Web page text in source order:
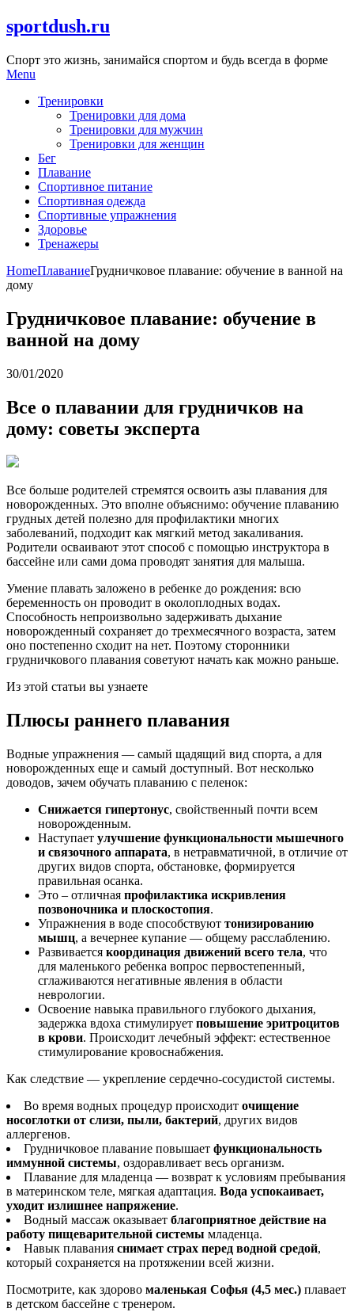
Skip
to
sportdush.ru
Спорт это жизнь, занимайся спортом и будь всегда в форме
Menu
Тренировки
Тренировки для дома
Тренировки для мужчин
Тренировки для женщин
Бег
Плавание
Спортивное питание
Спортивная одежда
Спортивные упражнения
Здоровье
Тренажеры
HomeПлаваниеГрудничковое плавание: обучение в ванной на
дому
Грудничковое плавание: обучение в
ванной на дому
30/01/2020
Все о плавании для грудничков на
дому: советы эксперта
Все больше родителей стремятся освоить азы плавания для
новорожденных. Это вполне объяснимо: обучение плаванию
грудных детей полезно для профилактики многих
заболеваний, подходит как мягкий метод закаливания.
Родители осваивают этот способ с помощью инструктора в
бассейне или сами дома проводят занятия для малыша.
Умение плавать заложено в ребенке до рождения: всю
беременность он проводит в околоплодных водах.
Способность непроизвольно задерживать дыхание
новорожденный сохраняет до трехмесячного возраста, затем
оно постепенно сходит на нет. Поэтому сторонники
грудничкового плавания советуют начать как можно раньше.
Из этой статьи вы узнаете
Плюсы раннего плавания
Водные упражнения — самый щадящий вид спорта, а для
новорожденных еще и самый доступный. Вот несколько
доводов, зачем обучать плаванию с пеленок:
Снижается гипертонус, свойственный почти всем
новорожденным.
Наступает улучшение функциональности мышечного
и связочного аппарата, в нетравматичной, в отличие от
других видов спорта, обстановке, формируется
правильная осанка.
Это – отличная профилактика искривления
позвоночника и плоскостопия.
Упражнения в воде способствуют тонизированию
мышц, а вечернее купание — общему расслаблению.
Развивается координация движений всего тела, что
для маленького ребенка вопрос первостепенный,
сглаживаются негативные явления в области
неврологии.
Освоение навыка правильного глубокого дыхания,
задержка вдоха стимулирует повышение эритроцитов
в крови. Происходит лечебный эффект: естественное
стимулирование кровоснабжения.
Как следствие — укрепление сердечно-сосудистой системы.
Во время водных процедур происходит очищение
носоглотки от слизи, пыли, бактерий, других видов
аллергенов.
Грудничковое плавание повышает функциональность
иммунной системы, оздоравливает весь организм.
Плавание для младенца — возврат к условиям пребывания
в материнском теле, мягкая адаптация. Вода успокаивает,
уходит излишнее напряжение.
Водный массаж оказывает благоприятное действие на
работу пищеварительной системы младенца.
Навык плавания снимает страх перед водной средой,
который сохраняется на протяжении всей жизни.
Посмотрите, как здорово маленькая Софья (4,5 мес.) плавает
в детском бассейне с тренером.